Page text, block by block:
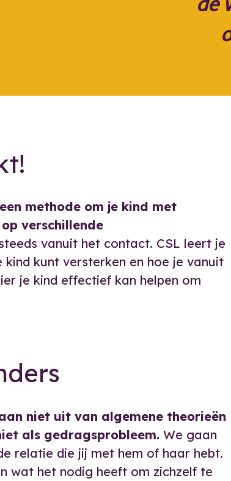
methode om je kind met
verschillende
vanuit het contact. CSL leert je
kunt versterken en hoe je vanuit
je kind effectief kan helpen om
niet uit van algemene theorieën
als gedragsprobleem. We gaan
relatie die jij met hem of haar hebt.
wat het nodig heeft om zichzelf te